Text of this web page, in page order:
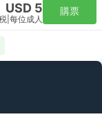
USD 5
每位成人
購票